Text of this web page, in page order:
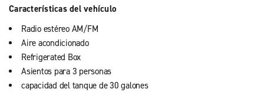
Características del vehículo
Radio estéreo AM/FM
Aire acondicionado
Refrigerated Box
Asientos para 3 personas
capacidad del tanque de 30 galones